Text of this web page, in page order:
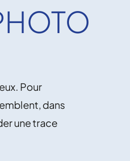
Pour
dans
une trace